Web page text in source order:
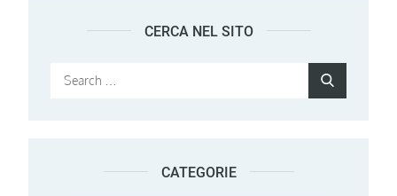
CERCA NEL SITO
Search
CATEGORIE